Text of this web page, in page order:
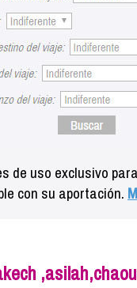
de uso exclusivo
con su aportación.